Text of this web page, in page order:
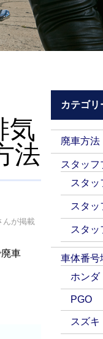
気
法
んが掲載
車
カテゴリ
廃車方法
スタッフ
スタッ
スタッ
スタッ
車体番号
ホンダ
PGO
スズキ